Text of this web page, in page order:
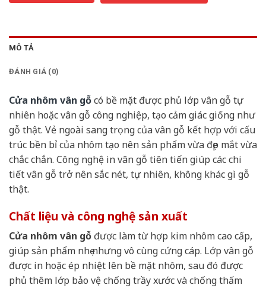
MÔ TẢ
ĐÁNH GIÁ (0)
Cửa nhôm vân gỗcó bề mặt được phủ lớp vân gỗ tự
nhiên hoặc vân gỗ công nghiệp, tạo cảm giác giống như
gỗ thật. Vẻ ngoài sang trọng của vân gỗ kết hợp với cấu
trúc bền bỉ của nhôm tạo nên sản phẩm vừa đẹp mắt vừa
chắc chắn. Công nghệ in vân gỗ tiên tiến giúp các chi
tiết vân gỗ trở nên sắc nét, tự nhiên, không khác gì gỗ
thật.
Chất liệu và công nghệ sản xuất
Cửa nhôm vân gỗ được làm từ hợp kim nhôm cao cấp,
giúp sản phẩm nhẹ nhưng vô cùng cứng cáp. Lớp vân gỗ
được in hoặc ép nhiệt lên bề mặt nhôm, sau đó được
phủ thêm lớp bảo vệ chống trầy xước và chống thấm